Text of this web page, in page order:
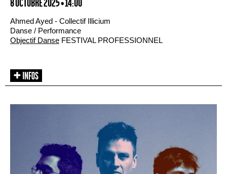
8 OCTOBRE 2025 • 14:00
Ahmed Ayed - Collectif Illicium
Danse / Performance
Objectif Danse FESTIVAL PROFESSIONNEL